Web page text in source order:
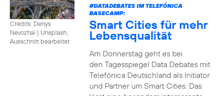
Credits: Denys
Nevozhai | Unsplash,
Ausschnitt bearbeitet
#DATADEBATESIM TELEFÓNICA
BASECAMP:
Smart Cities für mehr
Lebensqualität
Am Donnerstag geht es bei
den Tagesspiegel Data Debates mit
Telefónica Deutschland als Initiator
und Partner um Smart Cities. Das